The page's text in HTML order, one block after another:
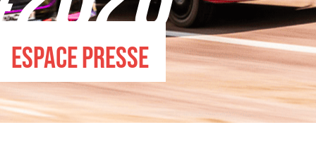
Championnats
Billetterie
Rallycross
Espace presse